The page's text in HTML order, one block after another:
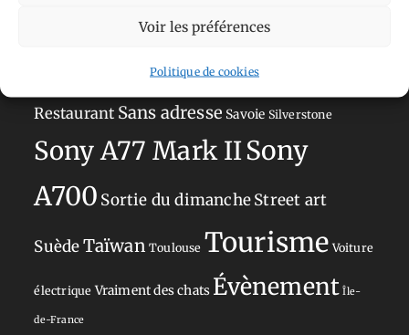
Voir les préférences
Politique de cookies
Olympus OM-D E-M5
ParisPays-BasPays Basque
Restaurant Sans adresse Savoie Silverstone
Sony A77 Mark IISony
A700 Sortie du dimancheStreet art
SuèdeTaïwan Toulouse Tourisme Voiture
électrique Vraiment des chats Évènement Île-
de-France